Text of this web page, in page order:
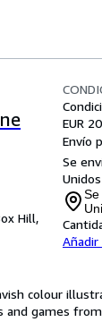
Hill,
EUR
Envío
Se
Añadir
colour
games